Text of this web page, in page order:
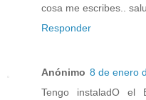
cosa me escribes..
Responder
Anónimo 8 de enero
Tengo instaladO el